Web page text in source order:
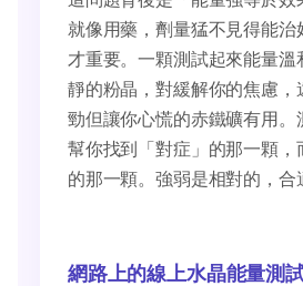
就像用藥，劑量猛不見得能治
才重要。一顆測試起來能量溫
靜的粉晶，對緩解你的焦慮，
勁但讓你心慌的赤鐵礦有用。
幫你找到「對症」的那一顆，
的那一顆。強弱是相對的，合
網路上的線上水晶能量測